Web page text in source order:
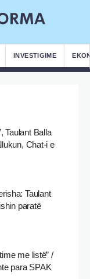
INVESTIGIME
Taulant Balla
Chat-i e
Taulant
paratë
me listë” /
para SPAK